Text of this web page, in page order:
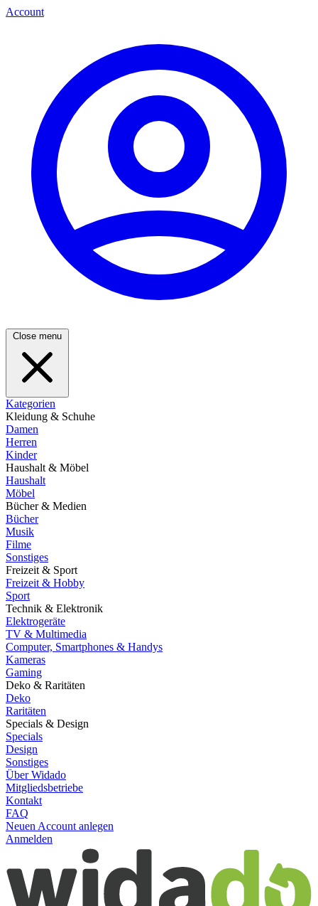
Account
Close menu
Kategorien
Kleidung & Schuhe
Damen
Herren
Kinder
Haushalt & Möbel
Haushalt
Möbel
Bücher & Medien
Bücher
Musik
Filme
Sonstiges
Freizeit & Sport
Freizeit & Hobby
Sport
Technik & Elektronik
Elektrogeräte
TV & Multimedia
Computer, Smartphones & Handys
Kameras
Gaming
Deko & Raritäten
Deko
Raritäten
Specials & Design
Specials
Design
Sonstiges
Über Widado
Mitgliedsbetriebe
Kontakt
FAQ
Neuen Account anlegen
Anmelden